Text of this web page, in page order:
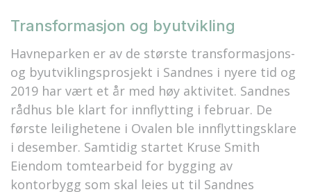
Transformasjon og byutvikling
Havneparken er av de største transformasjons-
og byutviklingsprosjekt i Sandnes i nyere tid og
2019 har vært et år med høy aktivitet. Sandnes
rådhus ble klart for innflytting i februar. De
første leilighetene i Ovalen ble innflyttingsklare
i desember. Samtidig startet Kruse Smith
Eiendom tomtearbeid for bygging av
kontorbygg som skal leies ut til Sandnes